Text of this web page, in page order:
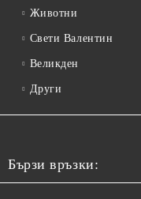
Животни
Свети Валентин
Великден
Други
Бързи връзки: